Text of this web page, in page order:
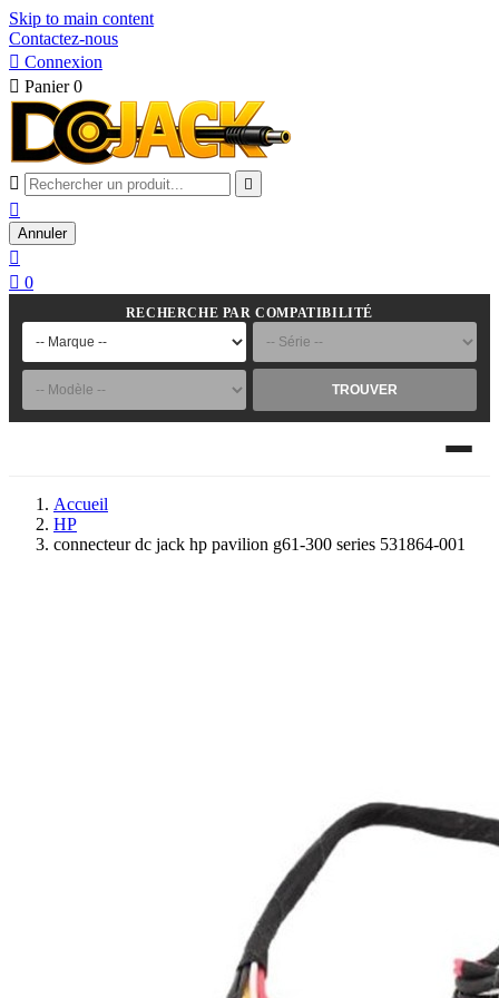
Skip to main content
Contactez-nous
 Connexion
 Panier 0
 

Annuler

 0
RECHERCHE PAR COMPATIBILITÉ
TROUVER
Accueil
HP
connecteur dc jack hp pavilion g61-300 series 531864-001